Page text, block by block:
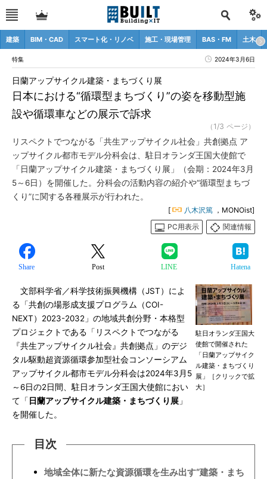
建築 BIM・CAD スマート化・リノベ 施工・現場管理 BAS・FM 土木
特集 2024年3月6日
日本における“循環型まちづくり”の姿を移動型施
設や循環車などの展示で訴求
日蘭アップサイクル建築・まちづくり展
（1/3 ページ）
リスペクトでつながる「共生アップサイクル社会」共創拠点 ア
ップサイクル都市モデル分科会は、駐日オランダ王国大使館で
「日蘭アップサイクル建築・まちづくり展」（会期：2024年3月
5～6日）を開催した。分科会の活動内容の紹介や“循環型まちづ
くり”に関する各種展示が行われた。
[ 八木沢篤 ，MONOist]
PC用表示
関連情報
Share Post LINE Hatena
駐日オランダ王国大
使館で開催された
「日蘭アップサイク
ル建築・まちづくり
展」［クリックで拡
大］
文部科学省／科学技術振興機構（JST）によ
る「共創の場形成支援プログラム（COI-
NEXT）2023-2032」の地域共創分野・本格型
プロジェクトである「リスペクトでつながる
『共生アップサイクル社会』共創拠点」のデジ
タル駆動超資源循環参加型社会コンソーシアム
アップサイクル都市モデル分科会は2024年3月5
～6日の2日間、駐日オランダ王国大使館におい
て「 日蘭アップサイクル建築・まちづくり展 」
を開催した。
目次
地域全体に新たな資源循環を生み出す“建築・まち